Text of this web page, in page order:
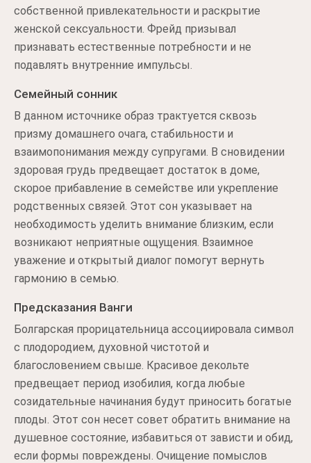
собственной привлекательности и раскрытие
женской сексуальности. Фрейд призывал
признавать естественные потребности и не
подавлять внутренние импульсы.
Семейный сонник
В данном источнике образ трактуется сквозь
призму домашнего очага, стабильности и
взаимопонимания между супругами. В сновидении
здоровая грудь предвещает достаток в доме,
скорое прибавление в семействе или укрепление
родственных связей. Этот сон указывает на
необходимость уделить внимание близким, если
возникают неприятные ощущения. Взаимное
уважение и открытый диалог помогут вернуть
гармонию в семью.
Предсказания Ванги
Болгарская прорицательница ассоциировала символ
с плодородием, духовной чистотой и
благословением свыше. Красивое декольте
предвещает период изобилия, когда любые
созидательные начинания будут приносить богатые
плоды. Этот сон несет совет обратить внимание на
душевное состояние, избавиться от зависти и обид,
если формы повреждены. Очищение помыслов